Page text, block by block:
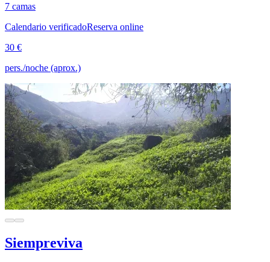
7 camas
Calendario verificadoReserva online
30 €
pers./noche (aprox.)
Siempreviva